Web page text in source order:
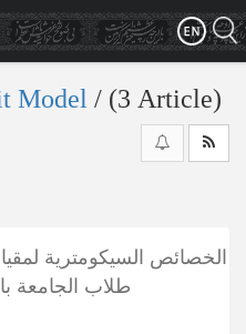
Model ‎/ (3 Article)
الخصائص السيكومترية
طلاب الجامعة